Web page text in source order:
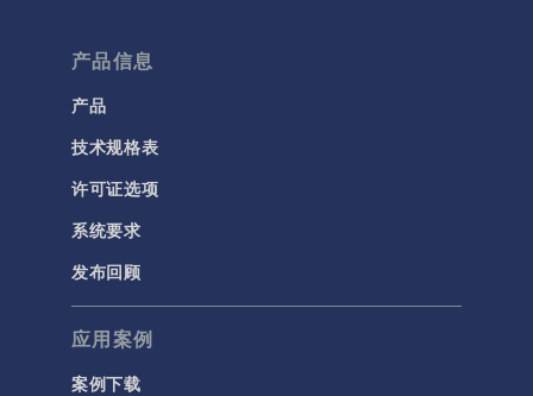
产品信息
产品
技术规格表
许可证选项
系统要求
发布回顾
应用案例
案例下载